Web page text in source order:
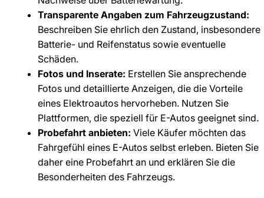
Transparente Angaben zum Fahrzeugzustand:
Beschreiben Sie ehrlich den Zustand, insbesondere
Batterie- und Reifenstatus sowie eventuelle
Schäden.
Fotos und Inserate: Erstellen Sie ansprechende
Fotos und detaillierte Anzeigen, die die Vorteile
eines Elektroautos hervorheben. Nutzen Sie
Plattformen, die speziell für E-Autos geeignet sind.
Probefahrt anbieten: Viele Käufer möchten das
Fahrgefühl eines E-Autos selbst erleben. Bieten Sie
daher eine Probefahrt an und erklären Sie die
Besonderheiten des Fahrzeugs.